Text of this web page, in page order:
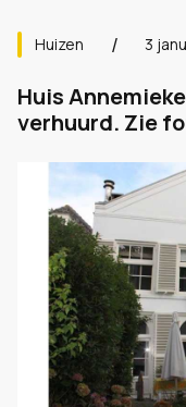
Huizen 3
Huis
verhuurd. Zie